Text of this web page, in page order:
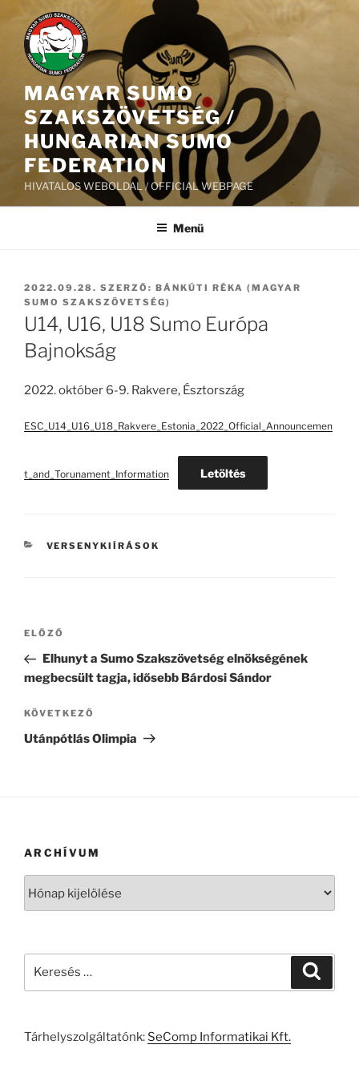
Tartalomhoz
MAGYAR SUMO
SZAKSZÖVETSÉG /
HUNGARIAN SUMO
FEDERATION
HIVATALOS WEBOLDAL / OFFICIAL WEBPAGE
Menü
BEKÜLDVE:
2022.09.28. SZERZŐ: BÁNKÚTI RÉKA (MAGYAR
SUMO SZAKSZÖVETSÉG)
U14, U16, U18 Sumo Európa
Bajnokság
2022. október 6-9. Rakvere, Észtország
ESC_U14_U16_U18_Rakvere_Estonia_2022_Official_Announcemen
t_and_Torunament_Information Letöltés
KATEGÓRIÁK
VERSENYKIÍRÁSOK
Bejegyzés
Korábbi
bejegyzés
ELŐZŐ
Elhunyt a Sumo Szakszövetség elnökségének
megbecsült tagja, idősebb Bárdosi Sándor
Következő
bejegyzés
KÖVETKEZŐ
Utánpótlás Olimpia
ARCHÍVUM
Tárhelyszolgáltatónk: SeComp Informatikai Kft.